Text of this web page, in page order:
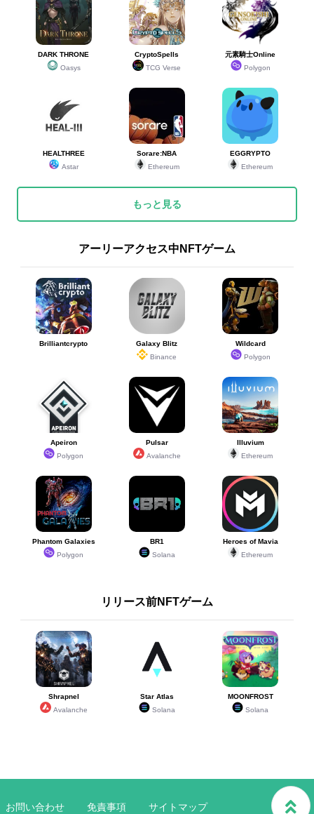
DARK THRONE
Oasys
CryptoSpells
TCG Verse
元素騎士Online
Polygon
HEALTHREE
Astar
Sorare:NBA
Ethereum
EGGRYPTO
Ethereum
もっと見る
アーリーアクセス中NFTゲーム
Brilliantcrypto
Galaxy Blitz
Binance
Wildcard
Polygon
Apeiron
Polygon
Pulsar
Avalanche
Illuvium
Ethereum
Phantom Galaxies
Polygon
BR1
Solana
Heroes of Mavia
Ethereum
リリース前NFTゲーム
Shrapnel
Avalanche
Star Atlas
Solana
MOONFROST
Solana
お問い合わせ 免責事項 サイトマップ